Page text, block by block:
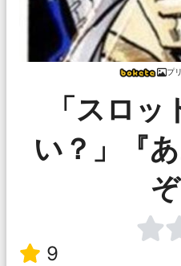
プ
「スロ
い？」『
ぞ
9